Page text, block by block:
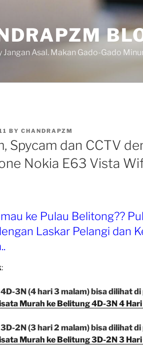
Jangan Asal. Makan Gado-Gado
BY CHANDRAPZM
Spycam dan CCTV
Nokia E63 Vista
ke Pulau Belitong??
Laskar Pelangi dan
:
3N (4 hari 3 malam) bisa dilihat
Murah ke Belitung 4D-3N 4
2N (3 hari 2 malam) bisa dilihat
Murah ke Belitung 3D-2N 3